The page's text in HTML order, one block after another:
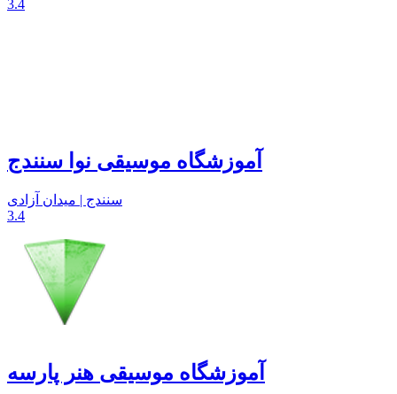
3.4
آموزشگاه موسیقی نوا سنندج
سنندج | میدان آزادی
3.4
آموزشگاه موسیقی هنر پارسه